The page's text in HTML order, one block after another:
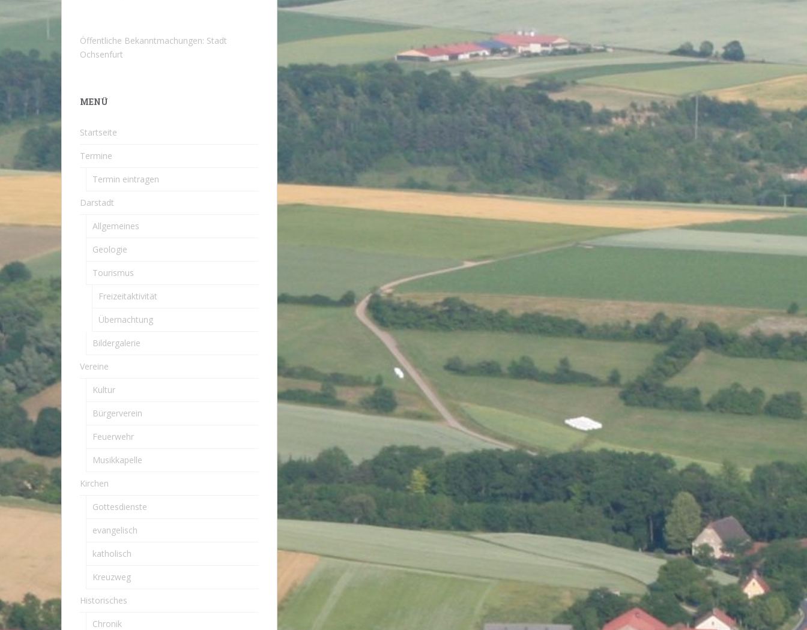
Öffentliche Bekanntmachungen: Stadt
Ochsenfurt
MENÜ
Startseite
Termine
Termin eintragen
Darstadt
Allgemeines
Geologie
Tourismus
Freizeitaktivität
Übernachtung
Bildergalerie
Vereine
Kultur
Bürgerverein
Feuerwehr
Musikkapelle
Kirchen
Gottesdienste
evangelisch
katholisch
Kreuzweg
Historisches
Chronik